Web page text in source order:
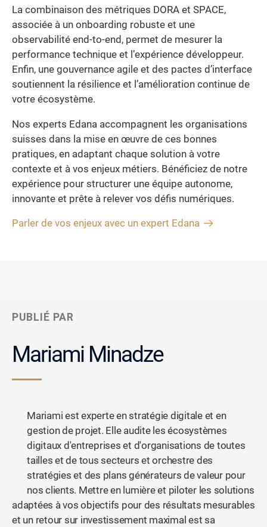
La combinaison des métriques DORA et SPACE,
associée à un onboarding robuste et une
observabilité end-to-end, permet de mesurer la
performance technique et l’expérience développeur.
Enfin, une gouvernance agile et des pactes d’interface
soutiennent la résilience et l’amélioration continue de
votre écosystème.
Nos experts Edana accompagnent les organisations
suisses dans la mise en œuvre de ces bonnes
pratiques, en adaptant chaque solution à votre
contexte et à vos enjeux métiers. Bénéficiez de notre
expérience pour structurer une équipe autonome,
innovante et prête à relever vos défis numériques.
Parler de vos enjeux avec un expert Edana
PUBLIÉ PAR
Mariami Minadze
Mariami est experte en stratégie digitale et en
gestion de projet. Elle audite les écosystèmes
digitaux d'entreprises et d'organisations de toutes
tailles et de tous secteurs et orchestre des
stratégies et des plans générateurs de valeur pour
nos clients. Mettre en lumière et piloter les solutions
adaptées à vos objectifs pour des résultats mesurables
et un retour sur investissement maximal est sa